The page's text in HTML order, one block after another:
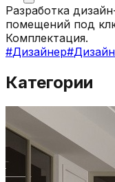
Разработка
помещений под
Комплектация.
#Дизайнер#
Категории